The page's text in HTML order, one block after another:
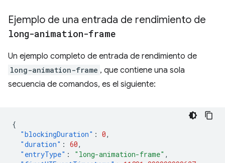
Ejemplo de una entrada de rendimiento de
long-animation-frame
Un ejemplo completo de entrada de rendimiento de
long-animation-frame , que contiene una sola
secuencia de comandos, es el siguiente:
{
"blockingDuration" : 0,
"duration" : 60,
"entryType" : "long-animation-frame" ,